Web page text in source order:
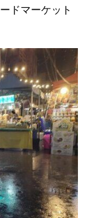
ドマーケット